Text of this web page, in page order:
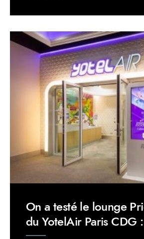
On a testé le lounge
du YotelAir Paris CDG